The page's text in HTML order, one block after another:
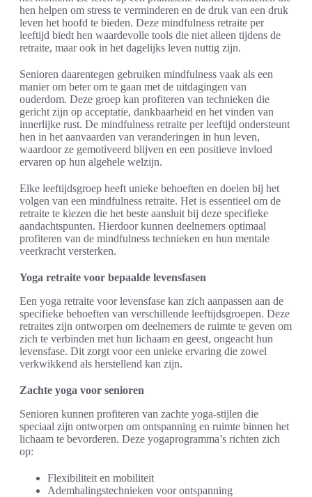
hen helpen om stress te verminderen en de druk van een druk
leven het hoofd te bieden. Deze mindfulness retraite per
leeftijd biedt hen waardevolle tools die niet alleen tijdens de
retraite, maar ook in het dagelijks leven nuttig zijn.
Senioren daarentegen gebruiken mindfulness vaak als een
manier om beter om te gaan met de uitdagingen van
ouderdom. Deze groep kan profiteren van technieken die
gericht zijn op acceptatie, dankbaarheid en het vinden van
innerlijke rust. De mindfulness retraite per leeftijd ondersteunt
hen in het aanvaarden van veranderingen in hun leven,
waardoor ze gemotiveerd blijven en een positieve invloed
ervaren op hun algehele welzijn.
Elke leeftijdsgroep heeft unieke behoeften en doelen bij het
volgen van een mindfulness retraite. Het is essentieel om de
retraite te kiezen die het beste aansluit bij deze specifieke
aandachtspunten. Hierdoor kunnen deelnemers optimaal
profiteren van de mindfulness technieken en hun mentale
veerkracht versterken.
Yoga retraite voor bepaalde levensfasen
Een yoga retraite voor levensfase kan zich aanpassen aan de
specifieke behoeften van verschillende leeftijdsgroepen. Deze
retraites zijn ontworpen om deelnemers de ruimte te geven om
zich te verbinden met hun lichaam en geest, ongeacht hun
levensfase. Dit zorgt voor een unieke ervaring die zowel
verkwikkend als herstellend kan zijn.
Zachte yoga voor senioren
Senioren kunnen profiteren van zachte yoga-stijlen die
speciaal zijn ontworpen om ontspanning en ruimte binnen het
lichaam te bevorderen. Deze yogaprogramma’s richten zich
op:
Flexibiliteit en mobiliteit
Ademhalingstechnieken voor ontspanning